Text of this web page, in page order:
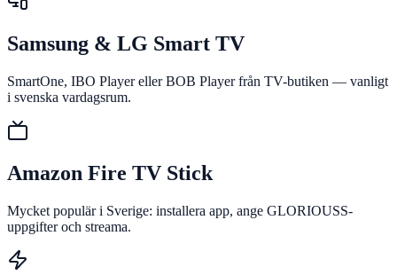
Samsung & LG Smart TV
SmartOne, IBO Player eller BOB Player från TV-butiken — vanligt
i svenska vardagsrum.
Amazon Fire TV Stick
Mycket populär i Sverige: installera app, ange GLORIOUSS-
uppgifter och streama.